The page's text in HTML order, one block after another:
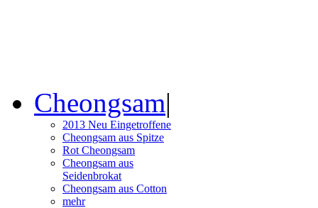
Cheongsam|
2013 Neu Eingetroffene
Cheongsam aus Spitze
Rot Cheongsam
Cheongsam aus
Seidenbrokat
Cheongsam aus Cotton
mehr